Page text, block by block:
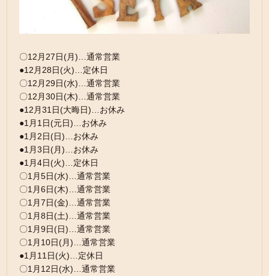
〇12月27日(月)…通常営業
●12月28日(火)…定休日
〇12月29日(水)…通常営業
〇12月30日(木)…通常営業
●12月31日(大晦日)…お休み
●1月1日(元日)…お休み
●1月2日(日)…お休み
●1月3日(月)…お休み
●1月4日(火)…定休日
〇1月5日(水)…通常営業
〇1月6日(木)…通常営業
〇1月7日(金)…通常営業
〇1月8日(土)…通常営業
〇1月9日(日)…通常営業
〇1月10日(月)…通常営業
●1月11日(火)…定休日
〇1月12日(水)…通常営業